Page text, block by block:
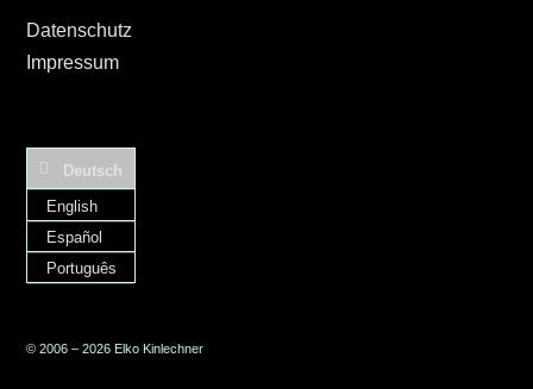
Datenschutz
Impressum
Deutsch
English
Español
Português
© 2006 – 2026 Elko Kinlechner